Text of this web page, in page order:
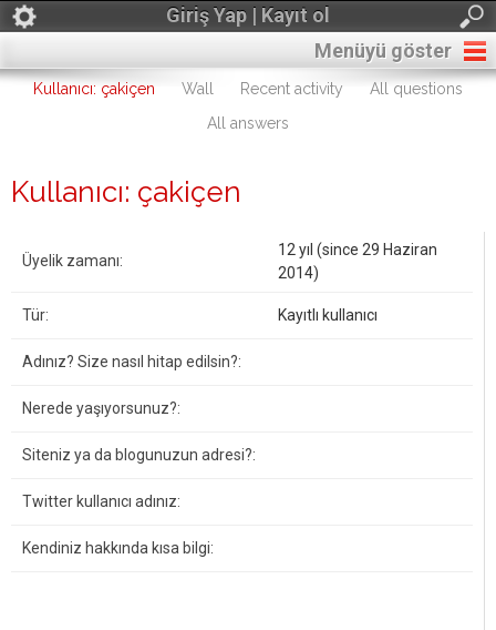
Giriş Yap | Kayıt ol
Menüyü göster
Kullanıcı: çakiçen Wall Recent activity
All questions
All answers
Kullanıcı: çakiçen
Üyelik zamanı:
12 yıl (since 29 Haziran
2014)
Tür: Kayıtlı kullanıcı
Adınız? Size nasıl hitap edilsin?:
Nerede yaşıyorsunuz?:
Siteniz ya da blogunuzun adresi?:
Twitter kullanıcı adınız:
Kendiniz hakkında kısa bilgi: